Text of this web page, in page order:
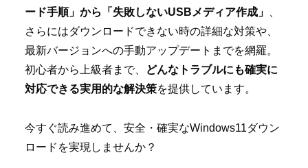
ード手順」から「失敗しないUSBメディア作成」
さらにはダウンロードできない時の詳細な対策や、
最新バージョンへの手動アップデートまでを網羅。
初心者から上級者まで、
どんなトラブルにも確実に
対応できる実用的な解決策を提供しています。
今すぐ読み進めて、安全・確実なWindows11ダウン
ロードを実現しませんか？